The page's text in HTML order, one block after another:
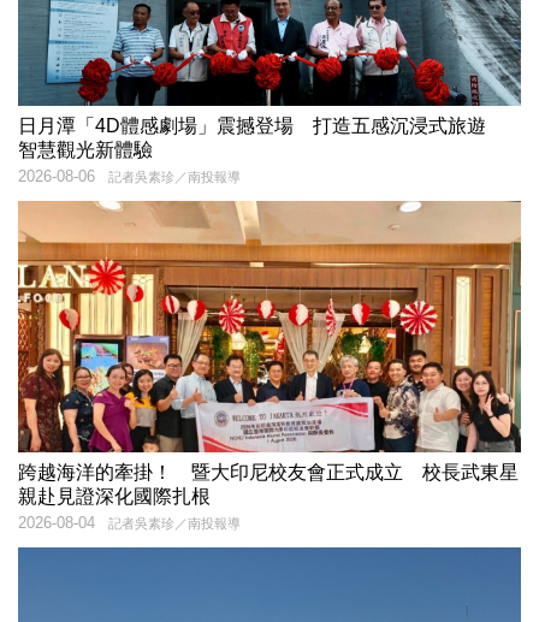
日月潭「4D體感劇場」震撼登場 打造五感沉浸式旅遊
智慧觀光新體驗
記者吳素珍／南投報導
2026-08-06
跨越海洋的牽掛！ 暨大印尼校友會正式成立 校長武東星
親赴見證深化國際扎根
記者吳素珍／南投報導
2026-08-04